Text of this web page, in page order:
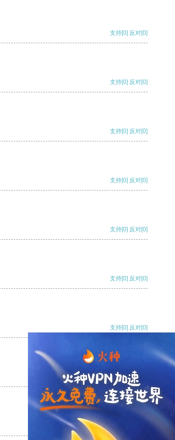
支持[0] 反对[0]
支持[0] 反对[0]
支持[0] 反对[0]
支持[0] 反对[0]
支持[0] 反对[0]
支持[0] 反对[0]
支持[0] 反对[0]
支持[0] 反对
支持